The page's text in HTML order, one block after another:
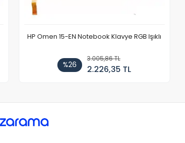
HP Omen 15-EN Notebook Klavye RGB Işıklı
%26
3.005,86 TL
2.226,35 TL